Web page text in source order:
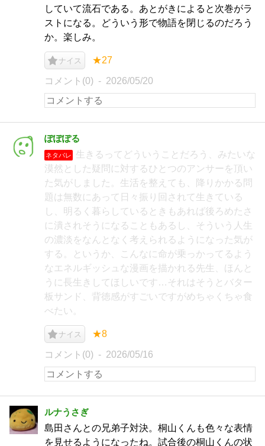
していて流石である。あとがきによると次巻がラ
ストになる。どういう形で物語を閉じるのだろう
か。楽しみ。
ナイス ★27
コメント(0) 2026/05/20
ぽぽぽる
ネタバレ
生きるってどういうことだろう、みたいな
漠然とした疑問に対するひとつのアンサーを頂い
た気がしました。生活を整えても、降りかかる問
題は無数にあって日々振り回されて生きている
し、明るく暮らしているときもあれば後ろめたさ
に潰されそうになることもあるし、そういう人生
の濃淡をなんとなく考えられるようになった気が
する。というか、こんなに命が乗っかってるよう
なエネルギッシュな漫画を描かれる先生、ほんと
うに長生きしてほしいです…それはそうとバター
板サンド、背徳感がすごいですがめちゃくちゃ食
べたい。
ナイス ★8
コメント(0) 2026/05/16
ルナうさぎ
島田さんとの兄弟子対決。桐山くんも色々な表情
を見せるようになったね。試合後の桐山くんの状